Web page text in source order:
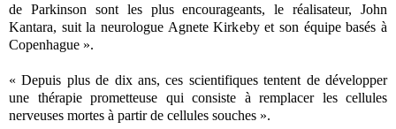
de Parkinson sont les plus encourageants, le réalisateur, John
Kantara, suit la neurologue Agnete Kirkeby et son équipe basés à
Copenhague ».
« Depuis plus de dix ans, ces scientifiques tentent de développer
une thérapie prometteuse qui consiste à remplacer les cellules
nerveuses mortes à partir de cellules souches ».